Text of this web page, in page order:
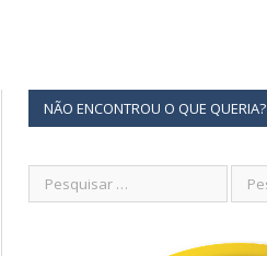
NÃO ENCONTROU O QUE QUERIA?